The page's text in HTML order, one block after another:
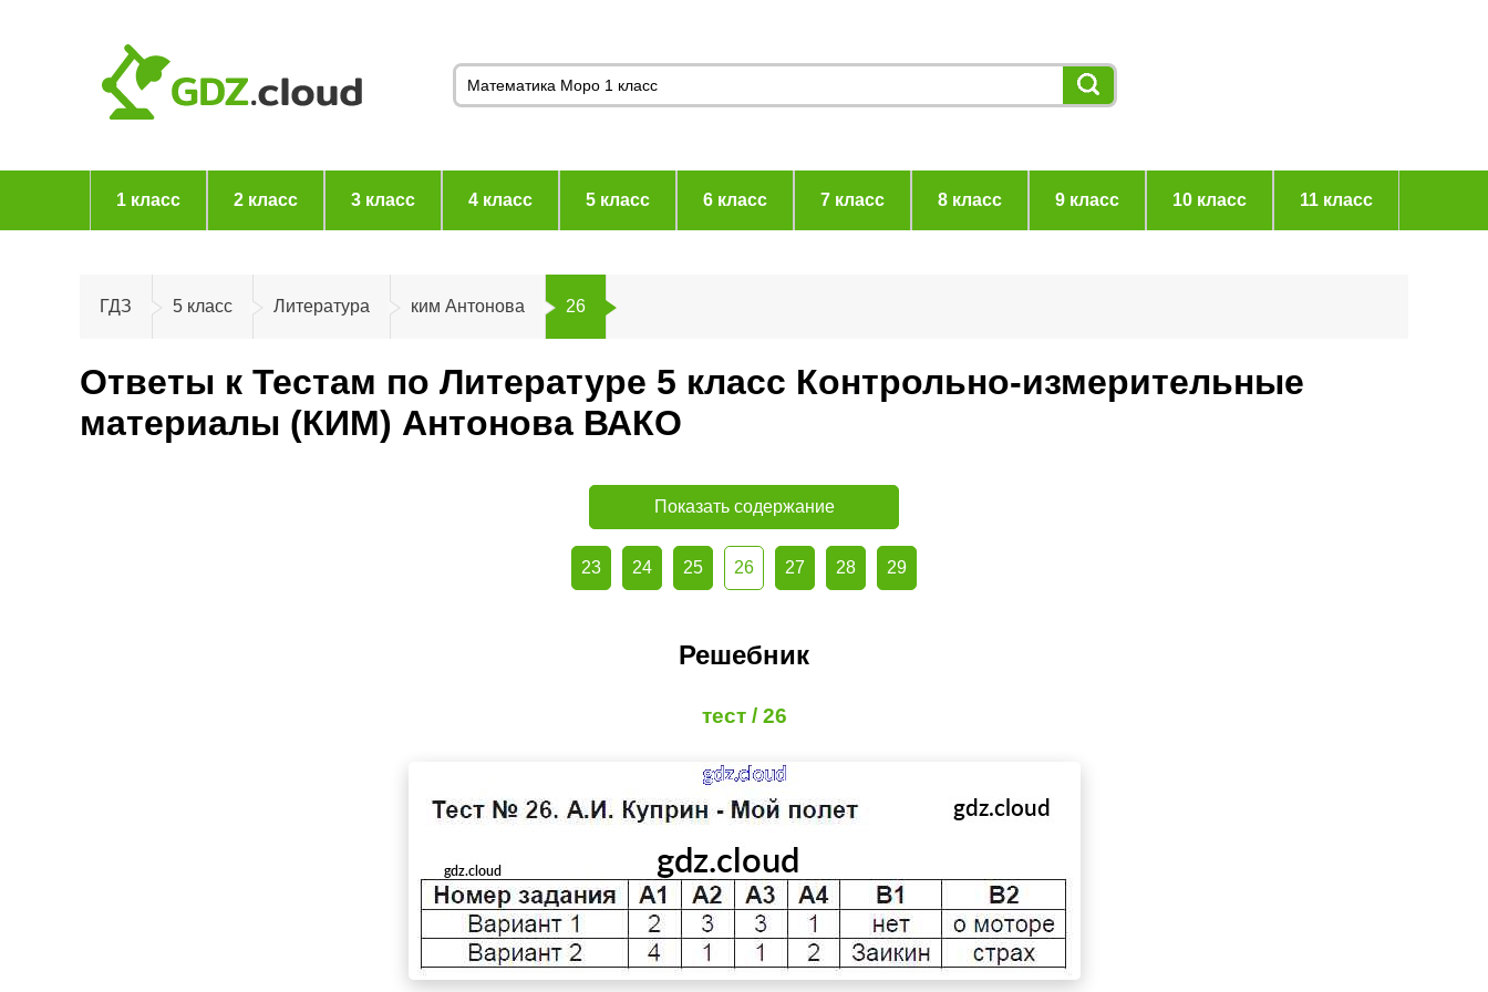
1 класс 2 класс 3 класс 4 класс 5 класс 6 класс 7 класс 8 класс 9 класс 10 класс 11 класс
ГДЗ 5 класс Литература ким Антонова 26
Ответы к Тестам по Литературе 5 класс Контрольно-измерительные
материалы (КИМ) Антонова ВАКО
Показать содержание
23 24 25 26 27 28 29
Решебник
тест / 26